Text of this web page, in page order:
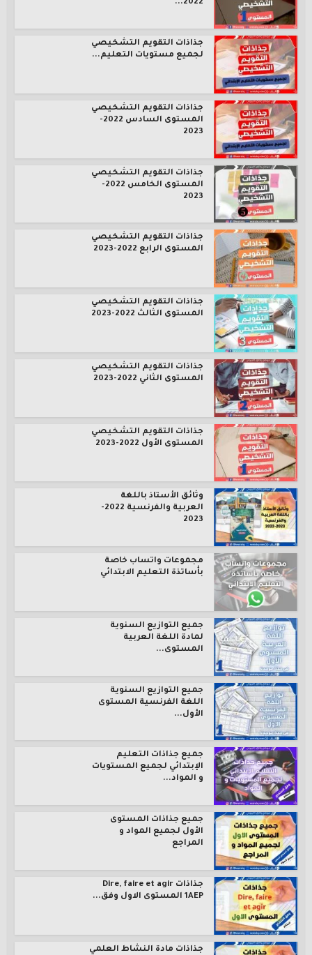
2022...
جذاذات التقويم التشخيصي
لجميع مستويات التعليم...
جذاذات التقويم التشخيصي
المستوى السادس 2022-
2023
جذاذات التقويم التشخيصي
المستوى الخامس 2022-
2023
جذاذات التقويم التشخيصي
المستوى الرابع 2022-2023
جذاذات التقويم التشخيصي
المستوى الثالث 2022-2023
جذاذات التقويم التشخيصي
المستوى الثاني 2022-2023
جذاذات التقويم التشخيصي
المستوى الأول 2022-2023
وثائق الأستاذ باللغة
العربية والفرنسية 2022-
2023
مجموعات واتساب خاصة
بأساتذة التعليم الابتدائي
جميع التوازيع السنوية
لمادة اللغة العربية
المستوى...
جميع التوازيع السنوية
اللغة الفرنسية المستوى
الأول...
جميع جذاذات التعليم
الإبتدائي لجميع المستويات
و المواد...
جميع جذاذات المستوى
الأول لجميع المواد و
المراجع
جذاذات Dire, faire et agir
1AEP المستوى الاول وفق...
جذاذات مادة النشاط العلمي